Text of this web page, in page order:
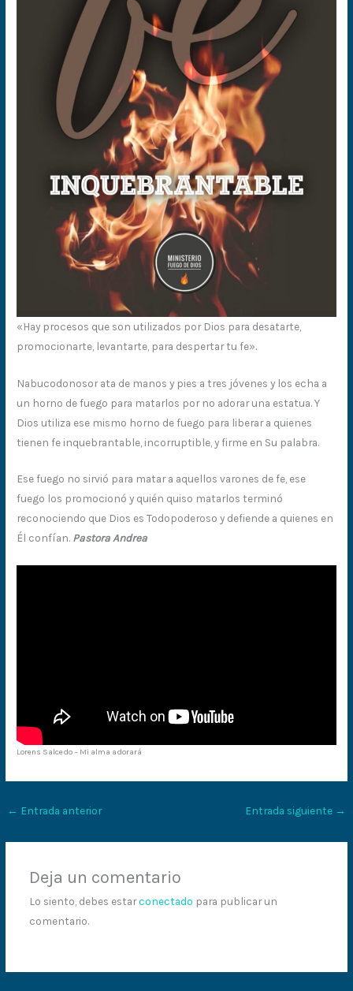
«Hay procesos que son utilizados por Dios para desatarte,
promocionarte, levantarte, para despertar tu fe».
Nabucodonosor ata de manos y pies a tres jóvenes y los echa a
un horno de fuego para matarlos por no adorar una estatua. Y
Dios utiliza ese mismo horno de fuego para liberar a quienes
tienen fe inquebrantable, incorruptible, y firme en Su palabra.
Ese fuego no sirvió para matar a aquellos varones de fe, ese
fuego los promocionó y quién quiso matarlos terminó
reconociendo que Dios es Todopoderoso y defiende a quienes en
Él confían. Pastora Andrea
Lorens Salcedo – Mi alma adorará
← Entrada anterior Entrada siguiente →
Deja un comentario
Lo siento, debes estarconectado para publicar un
comentario.